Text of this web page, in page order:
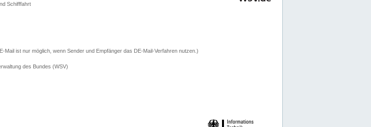
Schifffahrt
Mail ist nur möglich, wenn Sender und Empfänger das DE-Mail-Verfahren nutzen.)
des Bundes (WSV)